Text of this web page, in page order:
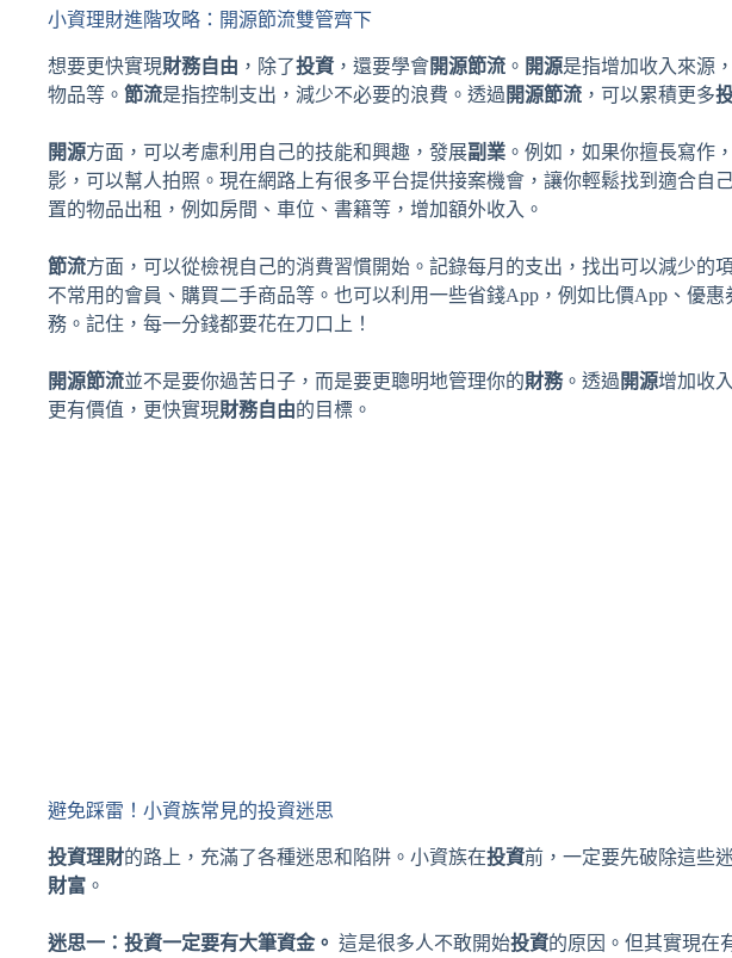
小資理財進階攻略：開源節流雙管齊下
想要更快實現財務自由 ，除了投資 ，還要學會開源節流 。 開源是指增加收入來源
物品等。 節流是指控制支出，減少不必要的浪費。透過 開源節流 ，可以累積更多
開源方面，可以考慮利用自己的技能和興趣，發展副業 。例如，如果你擅長寫作
影，可以幫人拍照。現在網路上有很多平台提供接案機會，讓你輕鬆找到適合自
置的物品出租，例如房間、車位、書籍等，增加額外收入。
節流方面，可以從檢視自己的消費習慣開始。記錄每月的支出，找出可以減少的
不常用的會員、購買二手商品等。也可以利用一些省錢App，例如比價App、優
務。記住，每一分錢都要花在刀口上！
開源節流並不是要你過苦日子，而是要更聰明地管理你的財務。透過 開源增加收
更有價值，更快實現財務自由的目標。
避免踩雷！小資族常見的投資迷思
投資理財的路上，充滿了各種迷思和陷阱。小資族在投資前，一定要先破除這些
財富 。
迷思一：投資一定要有大筆資金。 這是很多人不敢開始投資的原因。但其實現在